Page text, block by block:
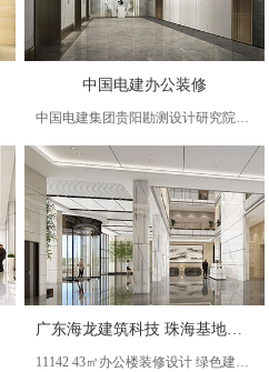
中国电建办公装修
中国电建集团贵阳勘测设计研究院有限公司，成立于1958年，注册资本金为21亿元，隶属于世界500强企业中国电力建设集团有限公司，多年
广东海龙建筑科技 珠海基地研发楼装修设计 11142.43㎡办公楼
11142 43㎡办公楼装修设计 绿色建筑产业化基地项目位于珠海市富山工业园雷蛛北片区;东面为隔着规划雷蛛道为空地,南面和西面为空地,北面隔着规划际华南路约30m为新兴重